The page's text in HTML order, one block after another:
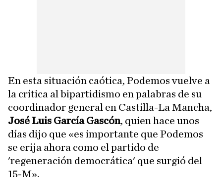
En esta situación caótica, Podemos vuelve a
la crítica al bipartidismo en palabras de su
coordinador general en Castilla-La Mancha,
José Luis García Gascón, quien hace unos
días dijo que «es importante que Podemos
se erija ahora como el partido de
'regeneración democrática' que surgió del
15-M».